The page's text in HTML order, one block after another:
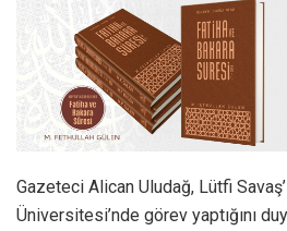
Gazeteci Alican Uludağ, Lütfi
Üniversitesi’nde görev yaptığını